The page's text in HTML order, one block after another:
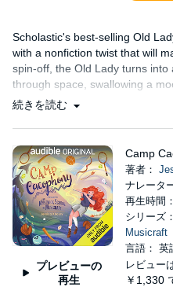
Scholastic's best-selling Old
with a nonfiction twist that will
spin-off, the Old Lady turns into
through space, swallowing a
comet, a meteor....
続きを読む
プレビューの
再生
Camp
著者：
ナレータ
再生時間
シリーズ：
Musicraft
言語： 英
レビュー
￥1,330